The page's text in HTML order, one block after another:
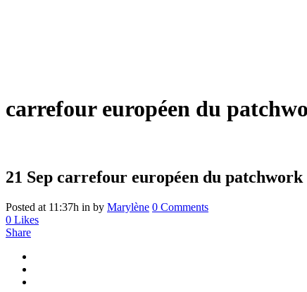
carrefour européen du
21 Sep carrefour européen du patchwork
Posted at 11:37h in by Marylène 0 Comments
0 Likes
Share